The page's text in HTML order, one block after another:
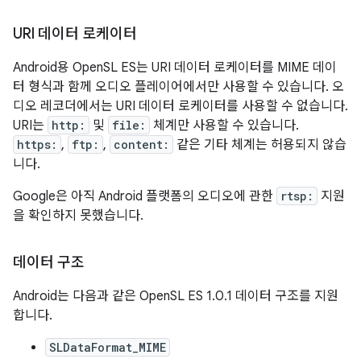
URI 데이터 로케이터
Android용 OpenSL ES는 URI 데이터 로케이터를 MIME 데이
터 형식과 함께 오디오 플레이어에서만 사용할 수 있습니다. 오
디오 레코더에서는 URI 데이터 로케이터를 사용할 수 없습니다.
URI는 http: 및 file: 체계만 사용할 수 있습니다.
https: , ftp: , content:
같은 기타 체계는 허용되지 않습
니다.
Google은 아직 Android 플랫폼의 오디오에 관한 rtsp:
지원
을 확인하지 못했습니다.
데이터 구조
Android는 다음과 같은 OpenSL ES 1.0.1 데이터 구조를 지원
합니다.
SLDataFormat_MIME